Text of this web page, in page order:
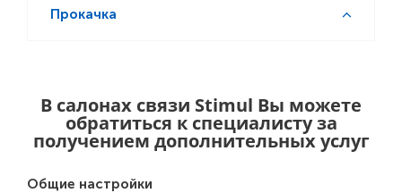
Прокачка
В салонах связи Stimul Вы можете
обратиться к специалисту за
получением дополнительных услуг
Общие настройки